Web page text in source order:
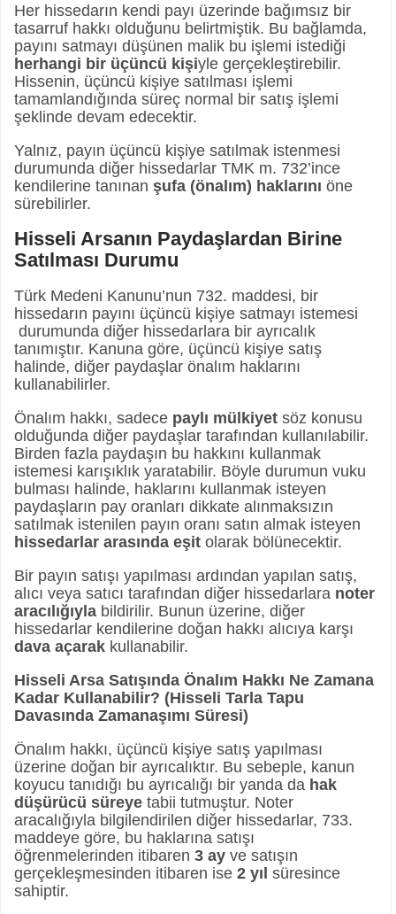
Her hissedarın kendi payı üzerinde bağımsız bir
tasarruf hakkı olduğunu belirtmiştik. Bu bağlamda,
payını satmayı düşünen malik bu işlemi istediği
herhangi bir üçüncü kişiyle gerçekleştirebilir.
Hissenin, üçüncü kişiye satılması işlemi
tamamlandığında süreç normal bir satış işlemi
şeklinde devam edecektir.
Yalnız, payın üçüncü kişiye satılmak istenmesi
durumunda diğer hissedarlar TMK m. 732’ince
kendilerine tanınan şufa (önalım) haklarını öne
sürebilirler.
Hisseli Arsanın Paydaşlardan Birine
Satılması Durumu
Türk Medeni Kanunu’nun 732. maddesi, bir
hissedarın payını üçüncü kişiye satmayı istemesi
durumunda diğer hissedarlara bir ayrıcalık
tanımıştır. Kanuna göre, üçüncü kişiye satış
halinde, diğer paydaşlar önalım haklarını
kullanabilirler.
Önalım hakkı, sadece paylı mülkiyet söz konusu
olduğunda diğer paydaşlar tarafından kullanılabilir.
Birden fazla paydaşın bu hakkını kullanmak
istemesi karışıklık yaratabilir. Böyle durumun vuku
bulması halinde, haklarını kullanmak isteyen
paydaşların pay oranları dikkate alınmaksızın
satılmak istenilen payın oranı satın almak isteyen
hissedarlar arasında eşit olarak bölünecektir.
Bir payın satışı yapılması ardından yapılan satış,
alıcı veya satıcı tarafından diğer hissedarlara noter
aracılığıyla bildirilir. Bunun üzerine, diğer
hissedarlar kendilerine doğan hakkı alıcıya karşı
dava açarak kullanabilir.
Hisseli Arsa Satışında Önalım Hakkı Ne Zamana
Kadar Kullanabilir? (Hisseli Tarla Tapu
Davasında Zamanaşımı Süresi)
Önalım hakkı, üçüncü kişiye satış yapılması
üzerine doğan bir ayrıcalıktır. Bu sebeple, kanun
koyucu tanıdığı bu ayrıcalığı bir yanda da hak
düşürücü süreye tabii tutmuştur. Noter
aracalığıyla bilgilendirilen diğer hissedarlar, 733.
maddeye göre, bu haklarına satışı
öğrenmelerinden itibaren 3 ay ve satışın
gerçekleşmesinden itibaren ise 2 yıl süresince
sahiptir.